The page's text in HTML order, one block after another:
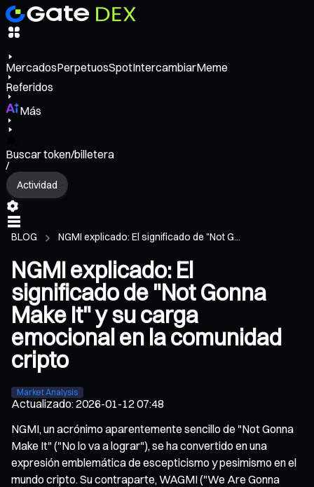
MercadosPerpetuosSpotIntercambiarMeme
Referidos
Más
Buscar token/billetera
/
Actividad
BLOG NGMI explicado: El significado de "Not G...
NGMI explicado: El
significado de "Not Gonna
Make It" y su carga
emocional en la comunidad
cripto
Market Analysis
Actualizado:2026-01-12 07:48
NGMI, un acrónimo aparentemente sencillo de "Not Gonna
Make It" ("No lo va a lograr"), se ha convertido en una
expresión emblemática de escepticismo y pesimismo en el
mundo cripto. Su contraparte, WAGMI ("We Are Gonna